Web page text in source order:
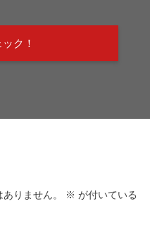
ク！
りません。 ※ が付いている